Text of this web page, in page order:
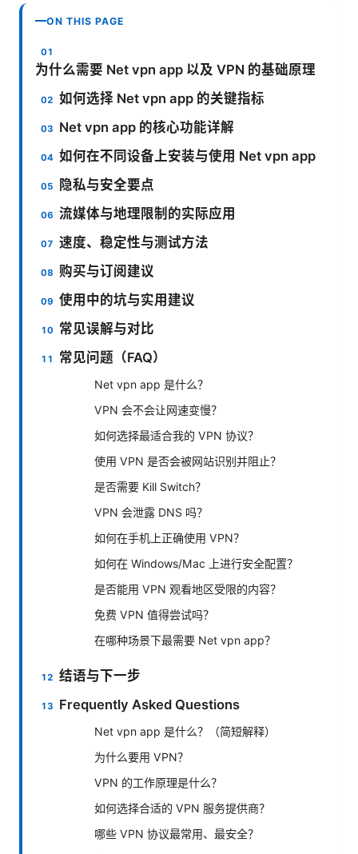
ON THIS PAGE
为什么需要 Net vpn app 以及 VPN 的基础原理
如何选择 Net vpn app 的关键指标
Net vpn app 的核心功能详解
如何在不同设备上安装与使用 Net vpn app
隐私与安全要点
流媒体与地理限制的实际应用
速度、稳定性与测试方法
购买与订阅建议
使用中的坑与实用建议
常见误解与对比
常见问题（FAQ）
Net vpn app 是什么？
VPN 会不会让网速变慢？
如何选择最适合我的 VPN 协议？
使用 VPN 是否会被网站识别并阻止？
是否需要 Kill Switch？
VPN 会泄露 DNS 吗？
如何在手机上正确使用 VPN？
如何在 Windows/Mac 上进行安全配置？
是否能用 VPN 观看地区受限的内容？
免费 VPN 值得尝试吗？
在哪种场景下最需要 Net vpn app？
结语与下一步
Frequently Asked Questions
Net vpn app 是什么？（简短解释）
为什么要用 VPN？
VPN 的工作原理是什么？
如何选择合适的 VPN 服务提供商？
哪些 VPN 协议最常用、最安全？